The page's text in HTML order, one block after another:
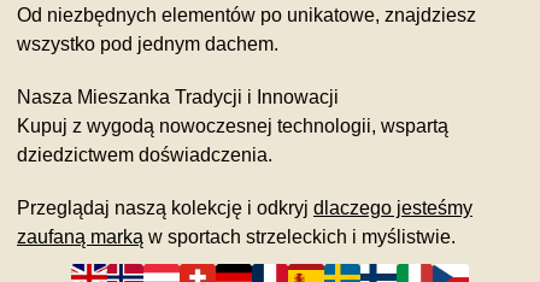
Od niezbędnych elementów po unikatowe, znajdziesz
wszystko pod jednym dachem.
Nasza Mieszanka Tradycji i Innowacji
Kupuj z wygodą nowoczesnej technologii, wspartą
dziedzictwem doświadczenia.
Przeglądaj naszą kolekcję i odkryj dlaczego jesteśmy
zaufaną marką w sportach strzeleckich i myślistwie.